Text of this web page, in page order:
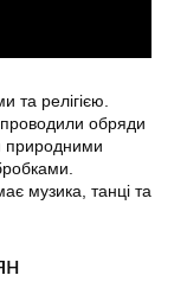
та релігією.
обряди
природними
музика, танці та